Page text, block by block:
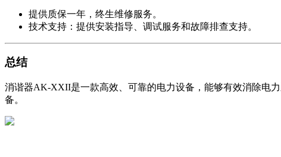
提供质保一年，终生维修服务。
技术支持：提供安装指导、调试服务和故障排查支持。
总结
消谐器AK-XXII是一款高效、可靠的电力设备，能够有效消除电
备。